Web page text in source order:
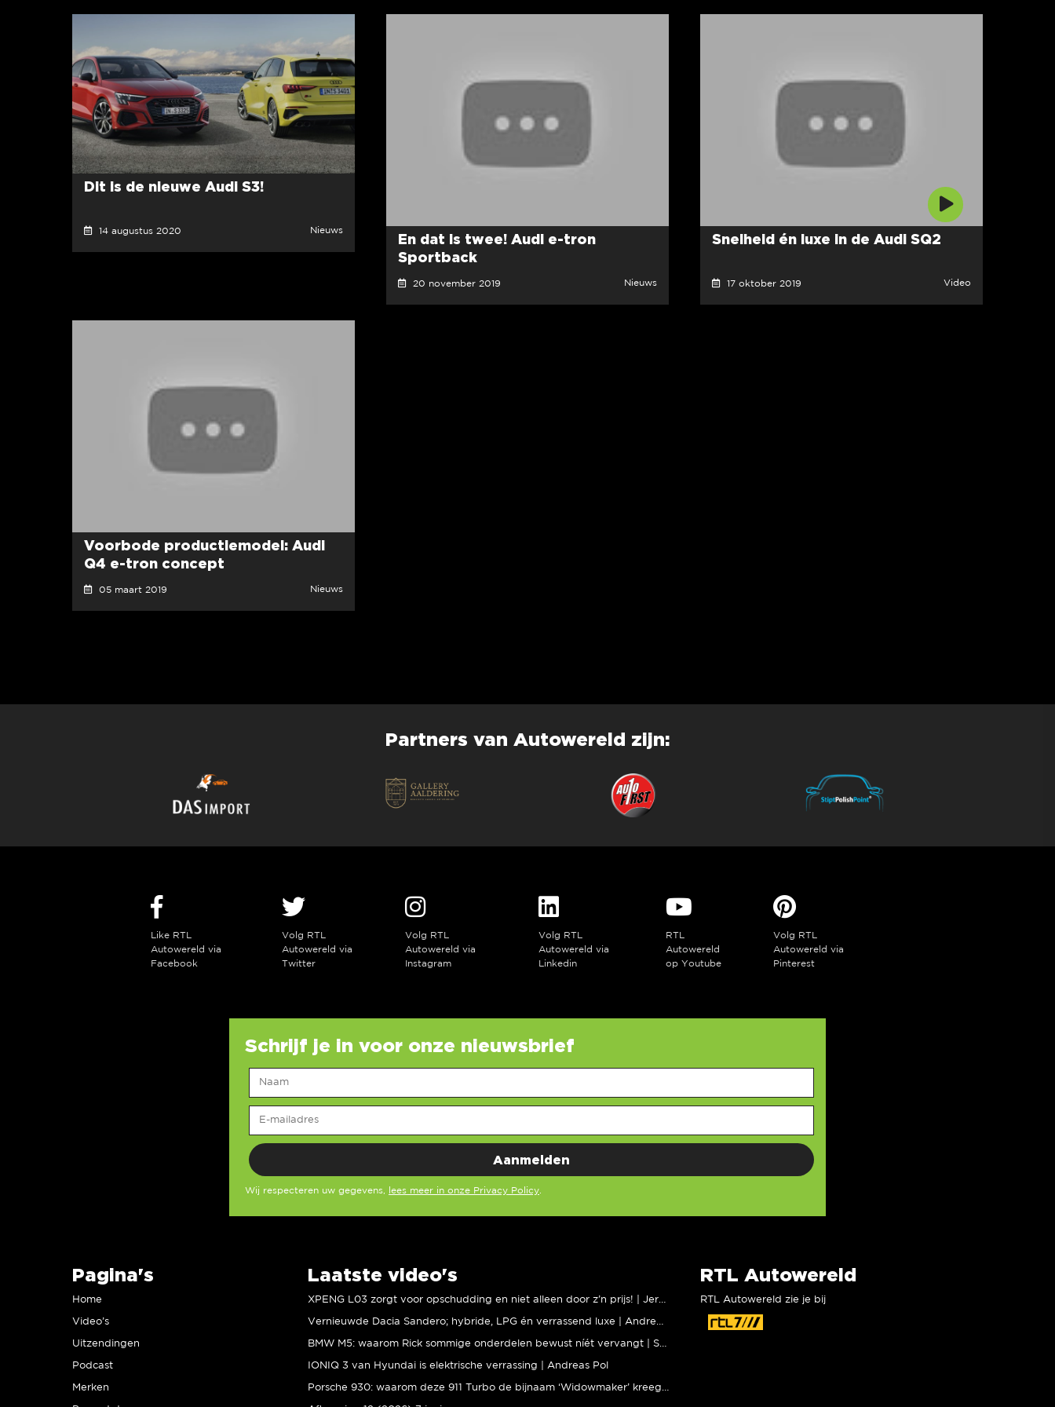
Dit is de nieuwe Audi S3!
14 augustus 2020 Nieuws
En dat is twee! Audi e-tron
Sportback
20 november 2019 Nieuws
Snelheid én luxe in de Audi SQ2
17 oktober 2019 Video
Voorbode productiemodel: Audi
Q4 e-tron concept
05 maart 2019 Nieuws
Partners van Autowereld zijn:
Like RTL
Autowereld via
Facebook
Volg RTL
Autowereld via
Twitter
Volg RTL
Autowereld via
Instagram
Volg RTL
Autowereld via
Linkedin
RTL
Autowereld
op Youtube
Volg RTL
Autowereld via
Pinterest
Schrijf je in voor onze nieuwsbrief
Wij respecteren uw gegevens, lees meer in onze Privacy Policy
Pagina's
Home
Video’s
Uitzendingen
Podcast
Merken
Laatste video's
IONIQ 3 van Hyundai is elektrische verrassing | Andreas Pol
RTL Autowereld
RTL Autowereld zie je bij